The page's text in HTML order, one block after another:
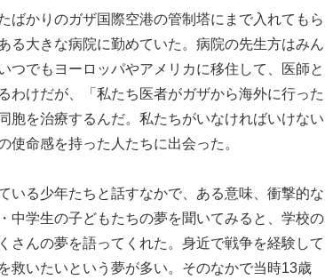
かりのガザ国際空港の管制塔にまで入れてもら
る大きな病院に勤めていた。病院の先生方はみん
つでもヨーロッパやアメリカに移住して、医師と
わけだが、「私たち医者がガザから海外に行った
胞を治療するんだ。私たちがいなければいけない
使命感を持った人たちに出会った。
る少年たちと話すなかで、ある意味、衝撃的な
中学生の子どもたちの夢を聞いてみると、学校の
さんの夢を語ってくれた。身近で戦争を経験して
救いたいという夢が多い。そのなかで当時13歳